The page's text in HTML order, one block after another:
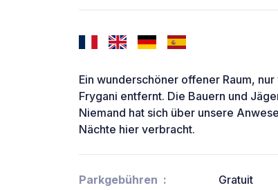
Ein wunderschöner offener Raum,
Frygani entfernt. Die Bauern und
Niemand hat sich über unsere
Nächte hier verbracht.
Parkgebühren
Gratuit